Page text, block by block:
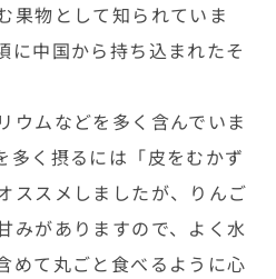
果物として知られていま
に中国から持ち込まれたそ
ウムなどを多く含んでいま
多く摂るには「皮をむかず
ススメしましたが、りんご
みがありますので、よく水
めて丸ごと食べるように心